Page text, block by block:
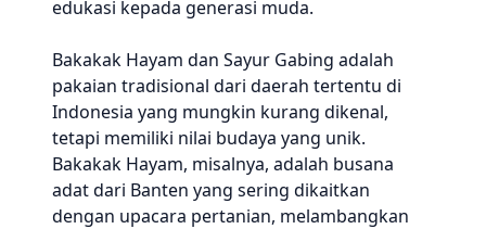
edukasi kepada generasi muda.
Bakakak Hayam dan Sayur Gabing adalah
pakaian tradisional dari daerah tertentu di
Indonesia yang mungkin kurang dikenal,
tetapi memiliki nilai budaya yang unik.
Bakakak Hayam, misalnya, adalah busana
adat dari Banten yang sering dikaitkan
dengan upacara pertanian, melambangkan